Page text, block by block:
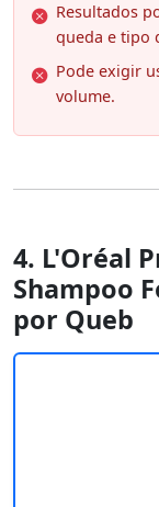
Resultados
queda e tipo
Pode exigir
volume.
4. L'Oréal
Shampoo
por Queb